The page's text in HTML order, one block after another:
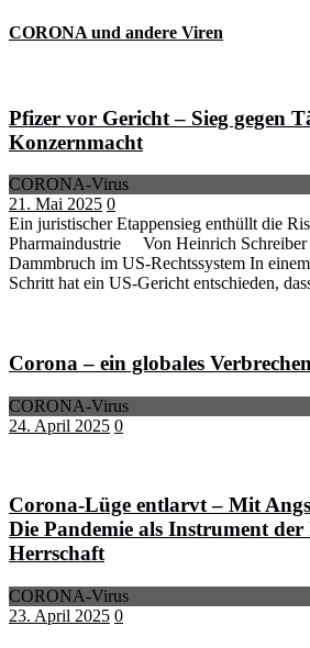
CORONA und andere Viren
Pfizer vor Gericht – Sieg gegen
Konzernmacht
CORONA-Virus
21. Mai 2025 0
Ein juristischer Etappensieg enthüllt die
Pharmaindustrie Von Heinrich
Dammbruch im US-Rechtssystem In
Schritt hat ein US-Gericht entschieden,
Corona – ein globales
CORONA-Virus
24. April 2025 0
Corona-Lüge entlarvt – Mit
Die Pandemie als Instrument
Herrschaft
CORONA-Virus
23. April 2025 0